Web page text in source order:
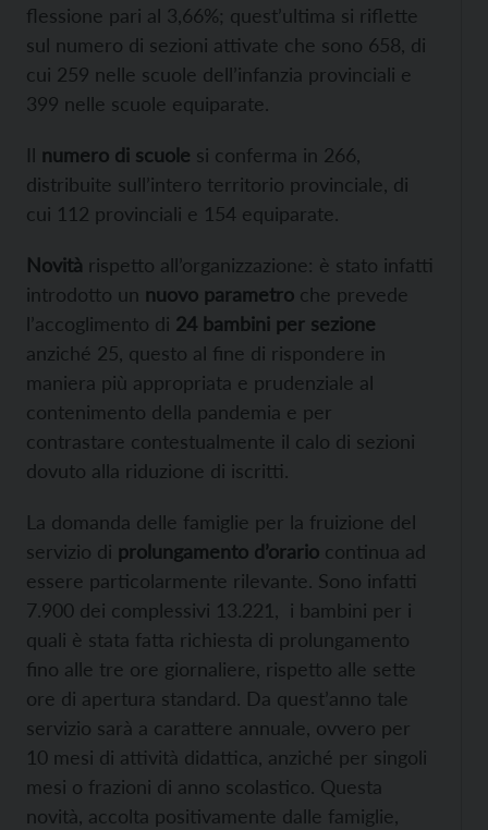
flessione pari al 3,66%; quest’ultima si riflette
sul numero di sezioni attivate che sono 658, di
cui 259 nelle scuole dell’infanzia provinciali e
399 nelle scuole equiparate.
Il numero di scuole si conferma in 266,
distribuite sull’intero territorio provinciale, di
cui 112 provinciali e 154 equiparate.
Novità rispetto all’organizzazione: è stato infatti
introdotto un nuovo parametro che prevede
l’accoglimento di 24 bambini per sezione
anziché 25, questo al fine di rispondere in
maniera più appropriata e prudenziale al
contenimento della pandemia e per
contrastare contestualmente il calo di sezioni
dovuto alla riduzione di iscritti.
La domanda delle famiglie per la fruizione del
servizio di prolungamento d’orario continua ad
essere particolarmente rilevante. Sono infatti
7.900 dei complessivi 13.221, i bambini per i
quali è stata fatta richiesta di prolungamento
fino alle tre ore giornaliere, rispetto alle sette
ore di apertura standard. Da quest’anno tale
servizio sarà a carattere annuale, ovvero per
10 mesi di attività didattica, anziché per singoli
mesi o frazioni di anno scolastico. Questa
novità, accolta positivamente dalle famiglie,